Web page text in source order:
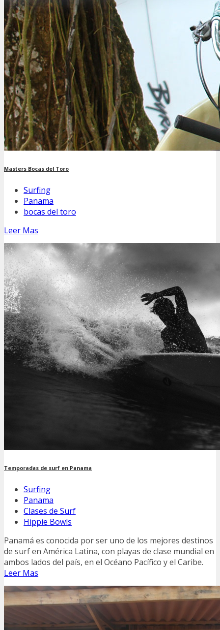
Masters Bocas del Toro
Surfing
Panama
bocas del toro
Leer Mas
Temporadas de surf en Panama
Surfing
Panama
Clases de Surf
Hippie Bowls
Panamá es conocida por ser uno de los mejores destinos
de surf en América Latina, con playas de clase mundial en
ambos lados del país, en el Océano Pacífico y el Caribe.
Leer Mas